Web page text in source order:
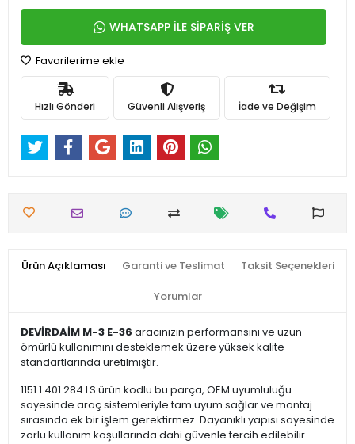
WHATSAPP İLE SİPARİŞ VER
Favorilerime ekle
Hızlı Gönderi Güvenli Alışveriş İade ve Değişim
Ürün Açıklaması Garanti ve Teslimat Taksit Seçenekleri
Yorumlar
DEVİRDAİM M-3 E-36 aracınızın performansını ve uzun
ömürlü kullanımını desteklemek üzere yüksek kalite
standartlarında üretilmiştir.
1151 1 401 284 LS ürün kodlu bu parça, OEM uyumluluğu
sayesinde araç sistemleriyle tam uyum sağlar ve montaj
sırasında ek bir işlem gerektirmez. Dayanıklı yapısı sayesinde
zorlu kullanım koşullarında dahi güvenle tercih edilebilir.